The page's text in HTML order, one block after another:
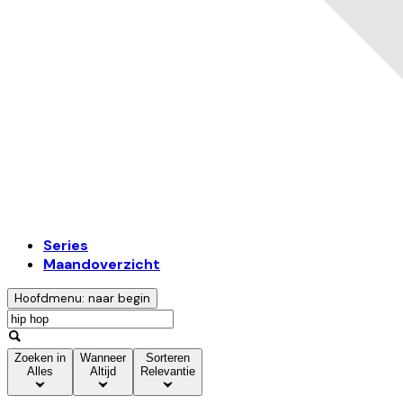
Series
Maandoverzicht
Hoofdmenu: naar begin
Zoeken in
Alles
Wanneer
Altijd
Sorteren
Relevantie